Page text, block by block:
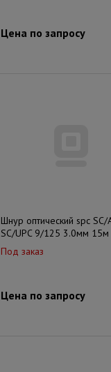
Цена по запросу
Шнур оптический spc SC/
SC/UPC 9/125 3.0мм 15м
Под заказ
Цена по запросу